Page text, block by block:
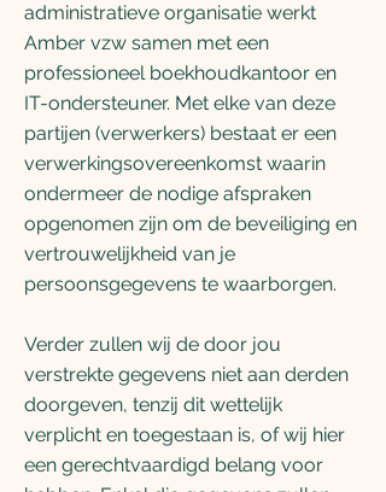
administratieve organisatie werkt
Amber vzw samen met een
professioneel boekhoudkantoor en
IT-ondersteuner. Met elke van deze
partijen (verwerkers) bestaat er een
verwerkingsovereenkomst waarin
ondermeer de nodige afspraken
opgenomen zijn om de beveiliging en
vertrouwelijkheid van je
persoonsgegevens te waarborgen.
Verder zullen wij de door jou
verstrekte gegevens niet aan derden
doorgeven, tenzij dit wettelijk
verplicht en toegestaan is, of wij hier
een gerechtvaardigd belang voor